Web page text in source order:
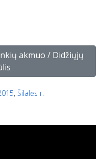
akmuo / Didžiųjų
, Šilalės r.